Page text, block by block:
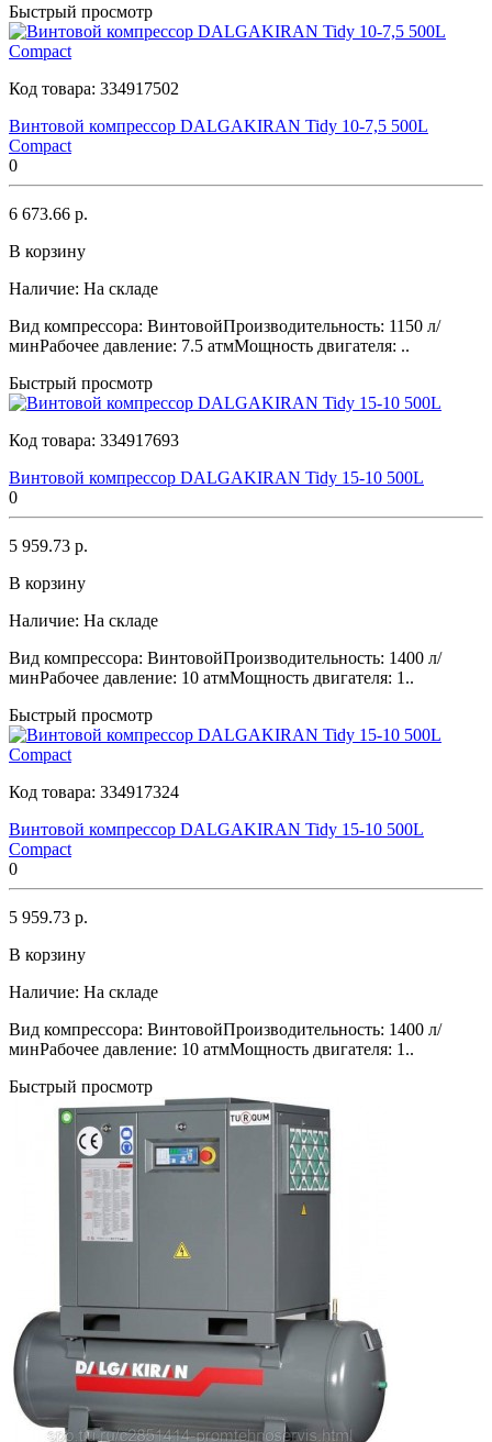
Быстрый просмотр
Код товара: 334917502
Винтовой компрессор DALGAKIRAN Tidy 10-7,5 500L
Compact
0
6 673.66 р.
В корзину
Наличие: На складе
Вид компрессора: ВинтовойПроизводительность: 1150 л/
минРабочее давление: 7.5 атмМощность двигателя: ..
Быстрый просмотр
Код товара: 334917693
Винтовой компрессор DALGAKIRAN Tidy 15-10 500L
0
5 959.73 р.
В корзину
Наличие: На складе
Вид компрессора: ВинтовойПроизводительность: 1400 л/
минРабочее давление: 10 атмМощность двигателя: 1..
Быстрый просмотр
Код товара: 334917324
Винтовой компрессор DALGAKIRAN Tidy 15-10 500L
Compact
0
5 959.73 р.
В корзину
Наличие: На складе
Вид компрессора: ВинтовойПроизводительность: 1400 л/
минРабочее давление: 10 атмМощность двигателя: 1..
Быстрый просмотр